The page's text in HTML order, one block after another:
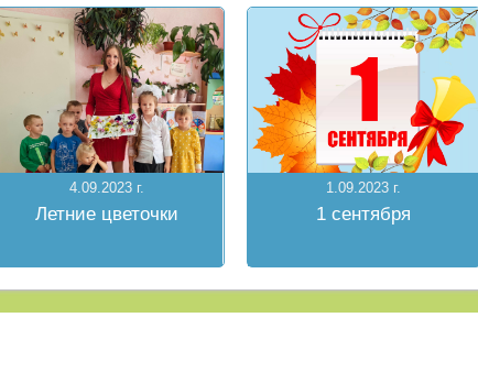
4.09.2023 г.
Летние цветочки
1.09.2023 г.
1 сентября